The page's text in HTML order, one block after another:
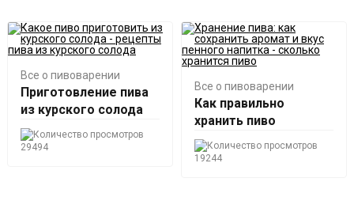
Все о пивоварении
Приготовление пива
из курского солода
29494
Все о пивоварении
Как правильно
хранить пиво
19244